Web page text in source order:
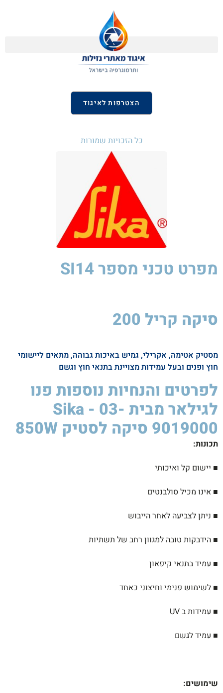
הצטרפות לאיגוד
כל הזכויות שמורות
מפרט טכני מספר SI14
סיקה קריל 200
מסטיק אטימה, אקרילי, גמיש באיכות גבוהה, מתאים ליישומי
חוץ ופנים ובעל עמידות מצויינת בתנאי חוץ וגשם
לפרטים והנחיות נוספות פנו
לגילאר מבית Sika - 03-
9019000 סיקה לסטיק 850W ​
תכונות:
■ יישום קל ואיכותי
■ אינו מכיל סולבנטים
■ ניתן לצביעה לאחר הייבוש
■ הידבקות טובה למגוון רחב של תשתיות
■ עמיד בתנאי קיפאון
■ לשימוש פנימי וחיצוני כאחד
■ עמידות ב UV
■ עמיד לגשם
שימושים: